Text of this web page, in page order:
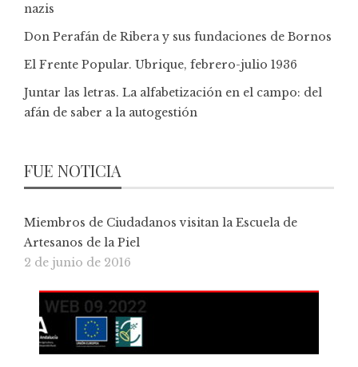
nazis
Don Perafán de Ribera y sus fundaciones de Bornos
El Frente Popular. Ubrique, febrero-julio 1936
Juntar las letras. La alfabetización en el campo: del
afán de saber a la autogestión
FUE NOTICIA
Miembros de Ciudadanos visitan la Escuela de
Artesanos de la Piel
2 de junio de 2016